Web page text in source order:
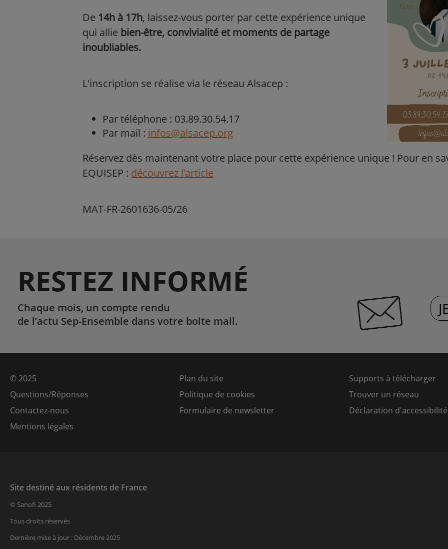
De 14h à 17h, laissez-vous porter par cette expérience unique
qui allie bien-être, convivialité et moments de partage
inoubliables.
L'inscription se réalise via le réseau Alsacep :
Par téléphone : 03.89.30.54.17
Par mail : infos@alsacep.org
Réservez dès maintenant votre place pour cette expérience unique ! Pour en
EQUISEP : découvrez l’article
MAT-FR-2601636-05/26
RESTEZ INFORMÉ
Chaque mois, un compte rendu
de l’actu Sep-Ensemble dans votre boite mail.
© 2025
Questions/Réponses
Contactez-nous
Mentions légales
Plan du site
Politique de cookies
Formulaire de newsletter
Supports à télécharger
Trouver un réseau
Déclaration d'accessibilité
Site destiné aux résidents de France
© Sanofi 2025
Tous droits réservés
Dernière mise à jour : Décembre 2025